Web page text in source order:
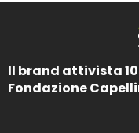
Il brand attivista
Fondazione